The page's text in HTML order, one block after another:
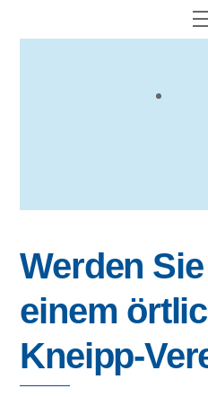
Werden
einem
Kneipp-